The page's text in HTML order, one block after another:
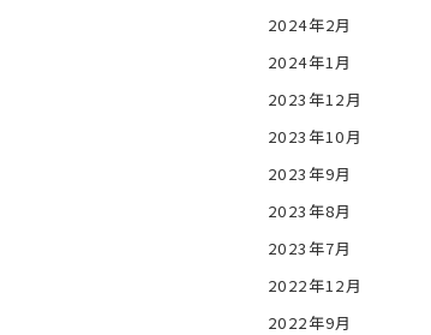
2024年2月
2024年1月
2023年12月
2023年10月
2023年9月
2023年8月
2023年7月
2022年12月
2022年9月